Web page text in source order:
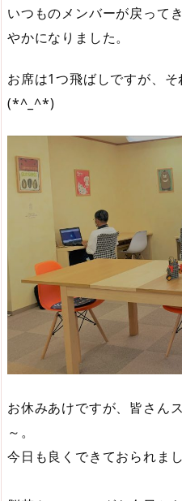
いつものメンバーが戻って
やかになりました。
お席は1つ飛ばしですが、
(*^_^*)
お休みあけですが、皆さん
～。
今日も良くできておられま